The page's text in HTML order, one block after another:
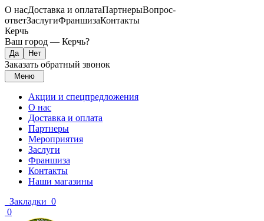
О насДоставка и оплатаПартнерыВопрос-
ответЗаслугиФраншизаКонтакты
Керчь
Ваш город — Керчь?
Заказать обратный звонок
Меню
Акции и спецпредложения
О нас
Доставка и оплата
Партнеры
Мероприятия
Заслуги
Франшиза
Контакты
Наши магазины
Закладки 0
0